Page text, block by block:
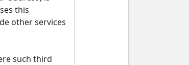
this
other services
such third